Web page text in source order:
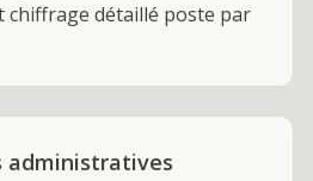
chiffrage détaillé poste par
administratives